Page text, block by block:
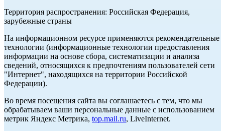
Территория распространения: Российская Федерация,
зарубежные страны
На информационном ресурсе применяются рекомендательные
технологии (информационные технологии предоставления
информации на основе сбора, систематизации и анализа
сведений, относящихся к предпочтениям пользователей сети
"Интернет", находящихся на территории Российской
Федерации).
Во время посещения сайта вы соглашаетесь с тем, что мы
обрабатываем ваши персональные данные с использованием
метрик Яндекс Метрика, top.mail.ru, LiveInternet.